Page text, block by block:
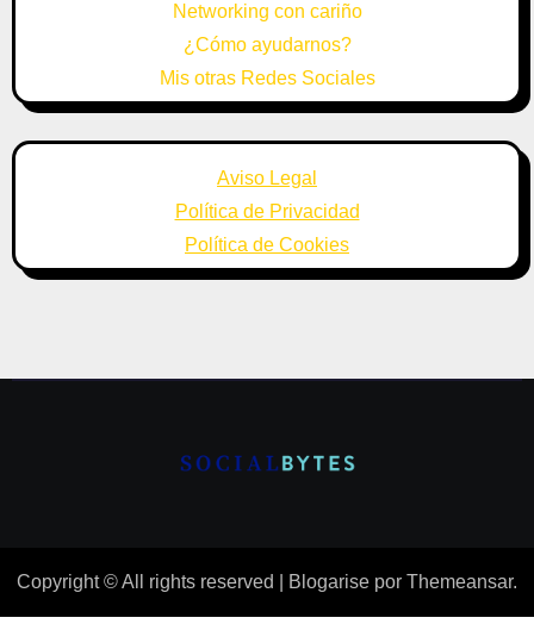
Networking con cariño
¿Cómo ayudarnos?
Mis otras Redes Sociales
Aviso Legal
Política de Privacidad
Política de Cookies
Copyright © All rights reserved Blogarise por Themeansar.